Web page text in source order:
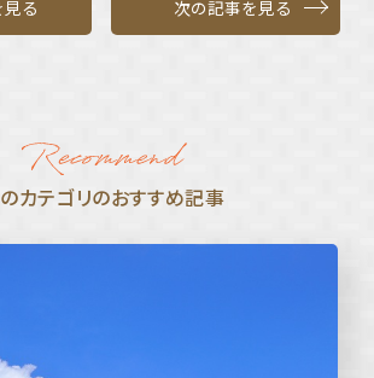
る 次の記事を見る
カテゴリのおすすめ記事